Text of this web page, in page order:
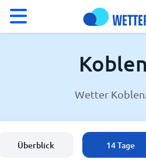
Wetter in KoblenzWetter
Überblick 14 Tage